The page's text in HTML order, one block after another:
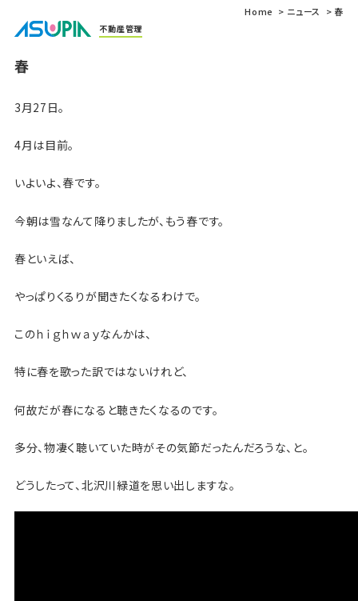
不動産管理
Home ニュース 春
春
3月27日。
4月は目前。
いよいよ、春です。
今朝は雪なんて降りましたが、もう春です。
春といえば、
やっぱりくるりが聞きたくなるわけで。
このｈｉｇｈｗａｙなんかは、
特に春を歌った訳ではないけれど、
何故だが春になると聴きたくなるのです。
多分、物凄く聴いていた時がその気節だったんだろうな、と。
どうしたって、北沢川緑道を思い出しますな。